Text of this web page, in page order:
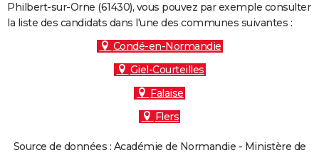
Bricolage
Lifestyle
Culture
Sport
Auto
Television
Voyage
Cinema
Philbert-sur-Orne (61430), vous pouvez par exemple consulter
la liste des candidats dans l'une des communes suivantes :
Condé-en-Normandie
Giel-Courteilles
Falaise
Flers
Source de données : Académie de Normandie - Ministère de